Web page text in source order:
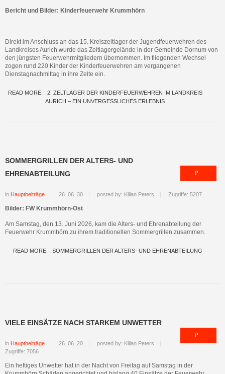
Bericht und Bilder: Kinderfeuerwehr Krummhörn
Direkt im Anschluss an das 15. Kreiszeltlager der Jugendfeuerwehren des
Landkreises Aurich wurde das Zeltlagergelände in der Gemeinde Dornum von
den jüngsten Feuerwehrmitgliedern übernommen. Im fliegenden Wechsel
zogen rund 220 Kinder der Kinderfeuerwehren am vergangenen
Dienstagnachmittag in ihre Zelte ein.
READ MORE: : 2. ZELTLAGER DER KINDERFEUERWEHREN IM LANDKREIS
AURICH – EIN UNVERGESSLICHES ERLEBNIS
SOMMERGRILLEN DER ALTERS- UND
EHRENABTEILUNG
in Hauptbeiträge 26. 06. 30 posted by: Kilian Peters Zugriffe: 5207
Bilder: FW Krummhörn-Ost
Am Samstag, den 13. Juni 2026, kam die Alters- und Ehrenabteilung der
Feuerwehr Krummhörn zu ihrem traditionellen Sommergrillen zusammen.
READ MORE: : SOMMERGRILLEN DER ALTERS- UND EHRENABTEILUNG
VIELE EINSÄTZE NACH STARKEM UNWETTER
in Hauptbeiträge 26. 06. 20
posted by: Kilian Peters
Zugriffe: 7056
Ein heftiges Unwetter hat in der Nacht von Freitag auf Samstag in der